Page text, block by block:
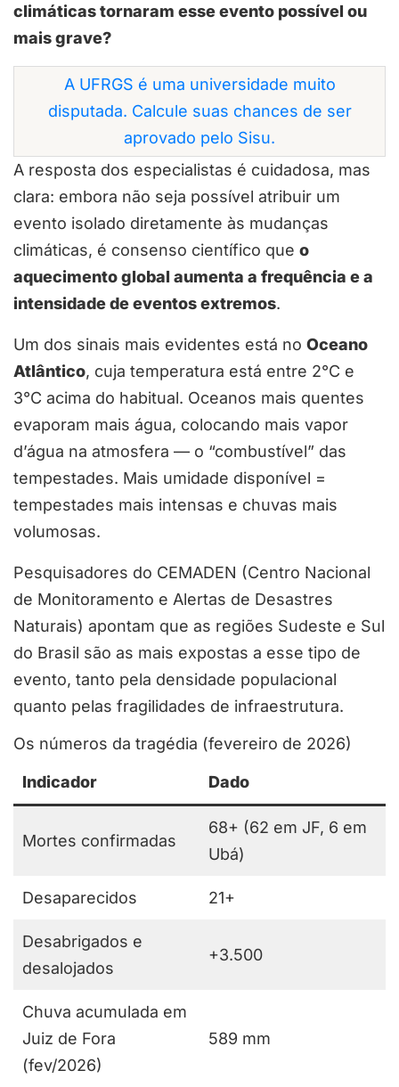
climáticas tornaram esse evento possível ou
mais grave?
A UFRGS é uma universidade muito
disputada. Calcule suas chances de ser
aprovado pelo Sisu.
A resposta dos especialistas é cuidadosa, mas
clara: embora não seja possível atribuir um
evento isolado diretamente às mudanças
climáticas, é consenso científico que o
aquecimento global aumenta a frequência e a
intensidade de eventos extremos.
Um dos sinais mais evidentes está no Oceano
Atlântico, cuja temperatura está entre 2°C e
3°C acima do habitual. Oceanos mais quentes
evaporam mais água, colocando mais vapor
d’água na atmosfera — o “combustível” das
tempestades. Mais umidade disponível =
tempestades mais intensas e chuvas mais
volumosas.
Pesquisadores do CEMADEN (Centro Nacional
de Monitoramento e Alertas de Desastres
Naturais) apontam que as regiões Sudeste e Sul
do Brasil são as mais expostas a esse tipo de
evento, tanto pela densidade populacional
quanto pelas fragilidades de infraestrutura.
Os números da tragédia (fevereiro de 2026)
Indicador Dado
Mortes confirmadas
68+ (62 em JF, 6 em
Ubá)
Desaparecidos 21+
Desabrigados e
desalojados
+3.500
Chuva acumulada em
Juiz de Fora
(fev/2026)
589 mm